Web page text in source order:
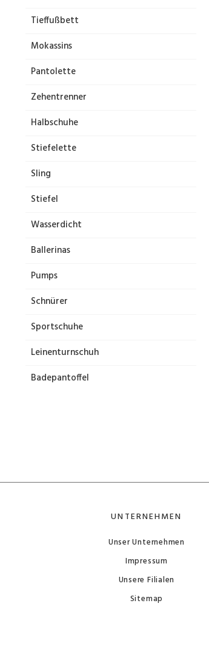
Tieffußbett
Mokassins
Pantolette
Zehentrenner
Halbschuhe
Stiefelette
Sling
Stiefel
Wasserdicht
Ballerinas
Pumps
Schnürer
Sportschuhe
Leinenturnschuh
Badepantoffel
UNTERNEHMEN
Unser Unternehmen
Impressum
Unsere Filialen
Sitemap